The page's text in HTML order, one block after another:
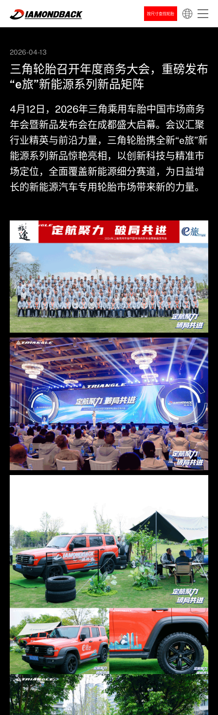
按尺寸查找轮胎
新闻
公司新闻
2026-04-13
三角轮胎召开年度商务大会，重磅发布
“e旅”新能源系列新品矩阵
4月12日，2026年三角乘用车胎中国市场商务
年会暨新品发布会在成都盛大启幕。会议汇聚
行业精英与前沿力量，三角轮胎携全新“e旅”新
能源系列新品惊艳亮相，以创新科技与精准市
场定位，全面覆盖新能源细分赛道，为日益增
长的新能源汽车专用轮胎市场带来新的力量。